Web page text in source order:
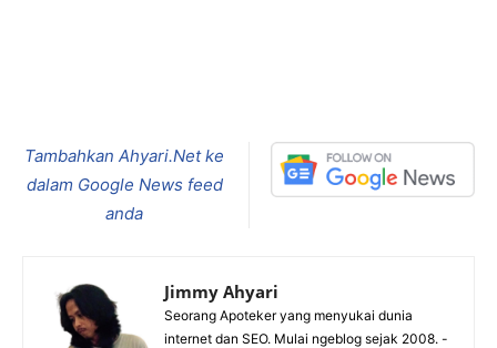
Tambahkan Ahyari.Net ke
dalam Google News feed
anda
Jimmy Ahyari
Seorang Apoteker yang menyukai dunia
internet dan SEO. Mulai ngeblog sejak 2008. -